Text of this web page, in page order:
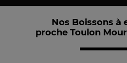
Nos Boissons à
proche Toulon